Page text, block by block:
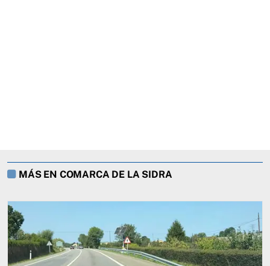
MÁS EN COMARCA DE LA SIDRA